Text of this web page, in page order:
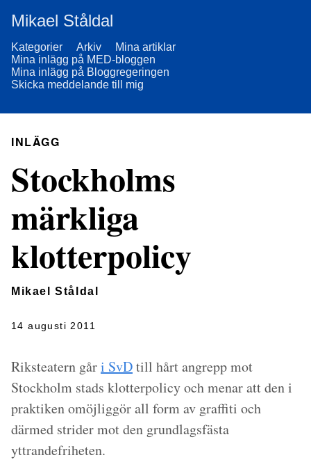
Mikael Ståldal
Kategorier Arkiv
Mina artiklar
Mina inlägg på MED-bloggen
Mina inlägg på Bloggregeringen
Skicka meddelande till mig
INLÄGG
Stockholms
märkliga
klotterpolicy
Mikael Ståldal
14 augusti 2011
Riksteatern gåri SvDtill hårt angrepp mot
Stockholm stads klotterpolicy och menar att den i
praktiken omöjliggör all form av graffiti och
därmed strider mot den grundlagsfästa
yttrandefriheten.